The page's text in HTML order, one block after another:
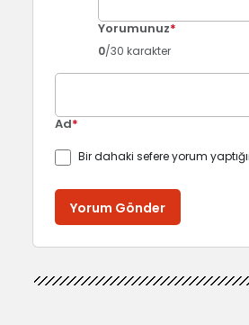
Yorumunuz*
0/30 karakter
Ad*
Bir dahaki sefere yorum
Yorum Gönder